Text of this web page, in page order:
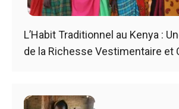
L’Habit Traditionnel au Kenya :
de la Richesse Vestimentaire et